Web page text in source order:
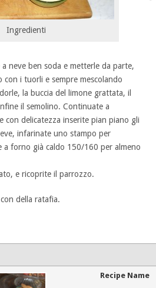
Ingredienti
a neve ben soda e metterle da parte,
con i tuorli e sempre mescolando
la buccia del limone grattata, il
il semolino. Continuate a
con delicatezza inserite pian piano gli
infarinate uno stampo per
a forno già caldo 150/160 per almeno
e ricoprite il parrozzo.
della ratafia.
Recipe Name